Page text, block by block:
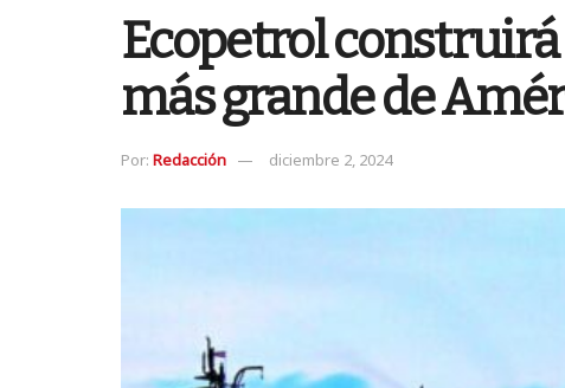
Ecopetrol
más grande de
Por: Redacción diciembre 2, 2024